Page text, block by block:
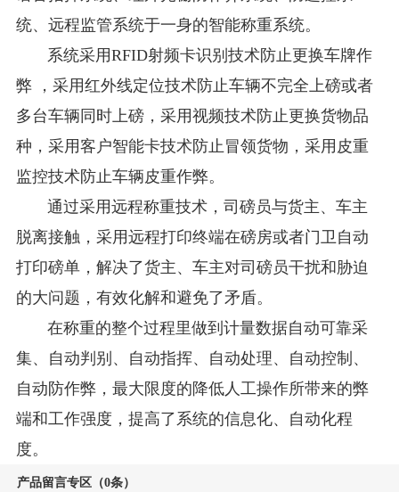
统、远程监管系统于一身的智能称重系统。
系统采用RFID射频卡识别技术防止更换车牌作
弊 ，采用红外线定位技术防止车辆不完全上磅或者
多台车辆同时上磅，采用视频技术防止更换货物品
种，采用客户智能卡技术防止冒领货物，采用皮重
监控技术防止车辆皮重作弊。
通过采用远程称重技术，司磅员与货主、车主
脱离接触，采用远程打印终端在磅房或者门卫自动
打印磅单，解决了货主、车主对司磅员干扰和胁迫
的大问题，有效化解和避免了矛盾。
在称重的整个过程里做到计量数据自动可靠采
集、自动判别、自动指挥、自动处理、自动控制、
自动防作弊，最大限度的降低人工操作所带来的弊
端和工作强度，提高了系统的信息化、自动化程
度。
产品留言专区（0条）